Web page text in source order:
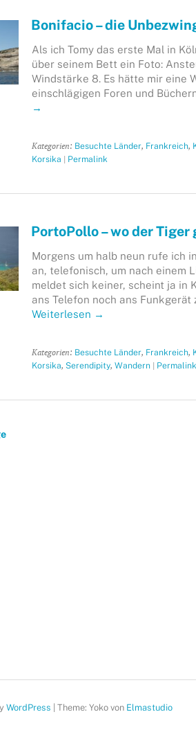
Bonifacio – die
Als ich Tomy das erste Mal in
über seinem Bett ein Foto:
Windstärke 8. Es hätte mir eine
einschlägigen Foren und
→
Kategorien: Besuchte Länder, Frankreich,
Korsika | Permalink
PortoPollo – wo der Tiger
Morgens um halb neun rufe ich
an, telefonisch, um nach einem
meldet sich keiner, scheint ja in
ans Telefon noch ans Funkgerät
Weiterlesen →
Kategorien: Besuchte Länder, Frankreich,
Korsika, Serendipity, Wandern| Permalink
WordPress Theme: Yoko von Elmastudio